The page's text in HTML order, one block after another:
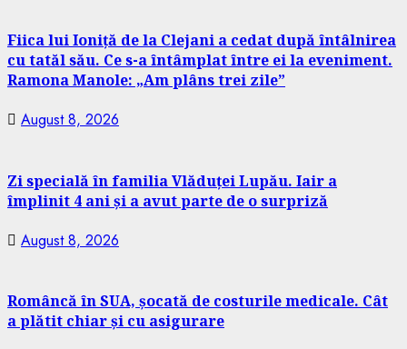
Fiica lui Ioniță de la Clejani a cedat după întâlnirea
cu tatăl său. Ce s-a întâmplat între ei la eveniment.
Ramona Manole: „Am plâns trei zile”
August 8, 2026
Zi specială în familia Vlăduței Lupău. Iair a
împlinit 4 ani și a avut parte de o surpriză
August 8, 2026
Româncă în SUA, șocată de costurile medicale. Cât
a plătit chiar și cu asigurare